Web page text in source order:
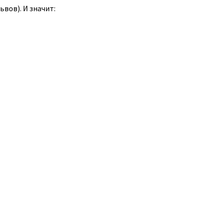
И значит: